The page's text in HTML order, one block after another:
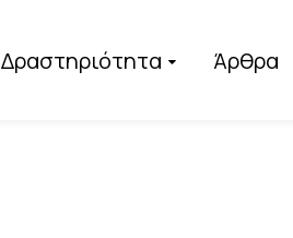
Δραστηριότητα Άρθρα